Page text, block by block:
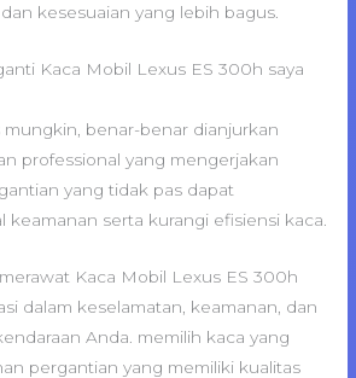
kesesuaian yang lebih bagus.
Kaca Mobil Lexus ES 300h saya
benar-benar dianjurkan
professional yang mengerjakan
yang tidak pas dapat
keamanan serta kurangi efisiensi kaca.
Kaca Mobil Lexus ES 300h
dalam keselamatan, keamanan, dan
Anda. memilih kaca yang
pergantian yang memiliki kualitas